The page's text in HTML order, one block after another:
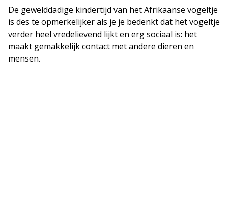
De gewelddadige kindertijd van het Afrikaanse vogeltje
is des te opmerkelijker als je je bedenkt dat het vogeltje
verder heel vredelievend lijkt en erg sociaal is: het
maakt gemakkelijk contact met andere dieren en
mensen.